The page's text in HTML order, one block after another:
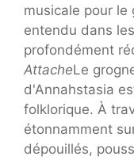
musicale pour le
entendu dans
profondément
AttacheLe
d'Annahstasia
folklorique. À
étonnamment
dépouillés,